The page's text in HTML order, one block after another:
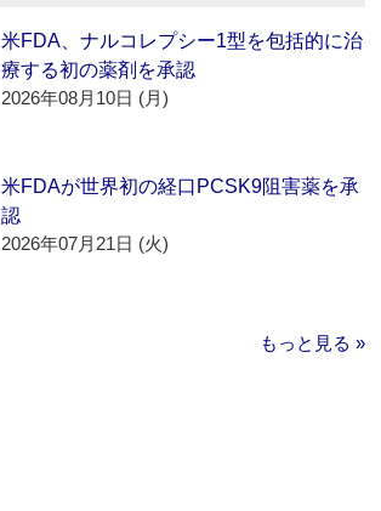
米FDA、ナルコレプシー1型を包括的に治
療する初の薬剤を承認
2026年08月10日 (月)
米FDAが世界初の経口PCSK9阻害薬を承
認
2026年07月21日 (火)
もっと見る »